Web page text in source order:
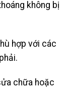
không bị
hợp với các
chữa hoặc